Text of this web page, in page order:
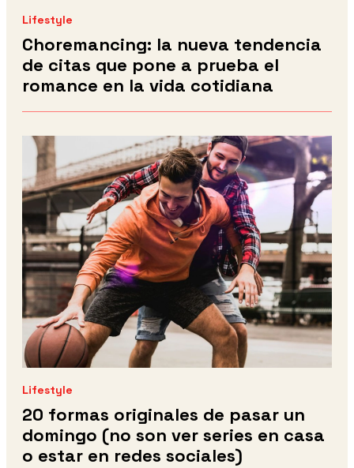
Lifestyle
Choremancing: la nueva tendencia
de citas que pone a prueba el
romance en la vida cotidiana
Lifestyle
20 formas originales de pasar un
domingo (no son ver series en casa
o estar en redes sociales)